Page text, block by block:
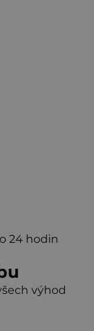
24 hodin
výhod